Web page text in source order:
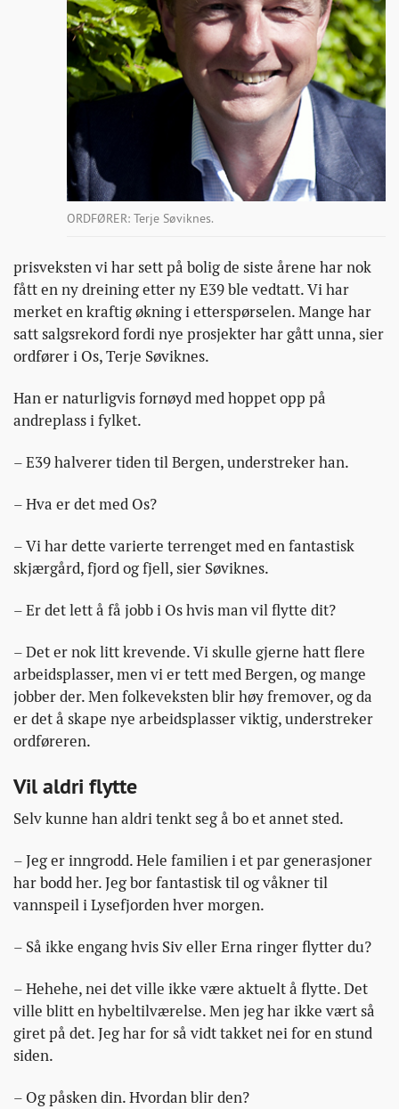
ORDFØRER: Terje Søviknes.
prisveksten vi har sett på bolig de siste årene har nok
fått en ny dreining etter ny E39 ble vedtatt. Vi har
merket en kraftig økning i etterspørselen. Mange har
satt salgsrekord fordi nye prosjekter har gått unna, sier
ordfører i Os, Terje Søviknes.
Han er naturligvis fornøyd med hoppet opp på
andreplass i fylket.
– E39 halverer tiden til Bergen, understreker han.
– Hva er det med Os?
– Vi har dette varierte terrenget med en fantastisk
skjærgård, fjord og fjell, sier Søviknes.
– Er det lett å få jobb i Os hvis man vil flytte dit?
– Det er nok litt krevende. Vi skulle gjerne hatt flere
arbeidsplasser, men vi er tett med Bergen, og mange
jobber der. Men folkeveksten blir høy fremover, og da
er det å skape nye arbeidsplasser viktig, understreker
ordføreren.
Vil aldri flytte
Selv kunne han aldri tenkt seg å bo et annet sted.
– Jeg er inngrodd. Hele familien i et par generasjoner
har bodd her. Jeg bor fantastisk til og våkner til
vannspeil i Lysefjorden hver morgen.
– Så ikke engang hvis Siv eller Erna ringer flytter du?
– Hehehe, nei det ville ikke være aktuelt å flytte. Det
ville blitt en hybeltilværelse. Men jeg har ikke vært så
giret på det. Jeg har for så vidt takket nei for en stund
siden.
– Og påsken din. Hvordan blir den?